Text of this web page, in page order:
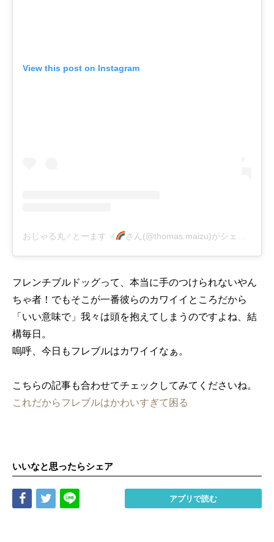
View this post on Instagram
おじゃる丸♂とーます ♂ さん(@thomas.maizu)がシェアした投稿
フレンチブルドッグって、本当に手のつけられないやん
ちゃ者！でもそこが一番彼らのカワイイところだから
「いい意味で」我々は頭を抱えてしまうのですよね、結
構毎日。
嗚呼、今日もフレブルはカワイイなぁ。
こちらの記事も合わせてチェックしてみてくださいね。
これだからフレブルはかわいすぎて困る
いいなと思ったらシェア
Share Tweet アプリで読む